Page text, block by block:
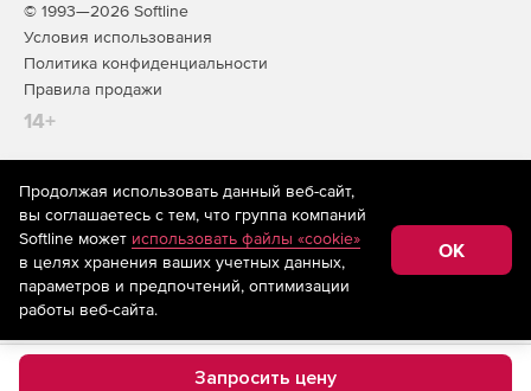
Запросить цену
© 1993—2026 Softline
Условия использования
Политика конфиденциальности
Правила продажи
14+
На информационном ресурсе store.softline.ru применяются
рекомендательные технологии(информационные технологии
предоставления информации на основе сбора,
систематизации и анализа сведений, относящихся к
предпочтениям пользователей сети «Интернет»,
находящихся на территории Российской Федерации)
Продолжая использовать данный веб-сайт,
вы соглашаетесь с тем, что группа компаний
Softline может использовать файлы «cookie»
в целях хранения ваших учетных данных,
параметров и предпочтений, оптимизации
работы веб-сайта.
OK